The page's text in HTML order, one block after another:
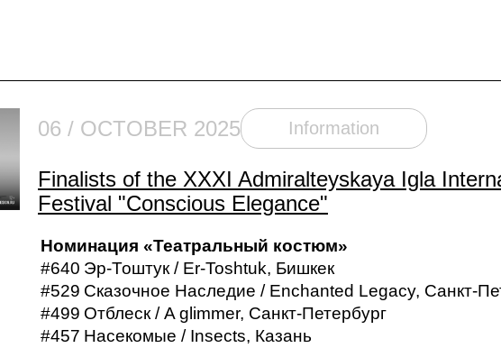
06 / OCTOBER 2025 Information
Finalists of the XXXI Admiralteyskaya Igla
Festival "Conscious Elegance"
Номинация «Театральный костюм»
#640 Эр-Тоштук / Er-Toshtuk, Бишкек
#529 Сказочное Наследие / Enchanted Legacy, Санкт-
#499 Отблеск / A glimmer, Санкт-Петербург
#457 Насекомые / Insects, Казань